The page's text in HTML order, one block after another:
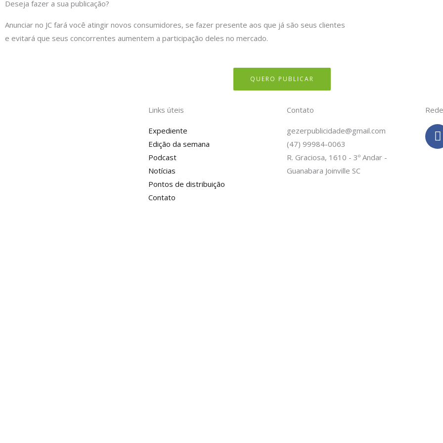
Deseja fazer a sua publicação?
Anunciar no JC fará você atingir novos consumidores, se fazer presente aos que já são seus clientes
e evitará que seus concorrentes aumentem a participação deles no mercado.
QUERO PUBLICAR
Links úteis
Expediente
Edição da semana
Podcast
Notícias
Pontos de distribuição
Contato
Contato
gezerpublicidade@gmail.com
(47) 99984-0063
R. Graciosa, 1610 - 3º Andar -
Guanabara Joinville SC
F
a
c